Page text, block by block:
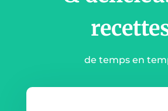
de temps en